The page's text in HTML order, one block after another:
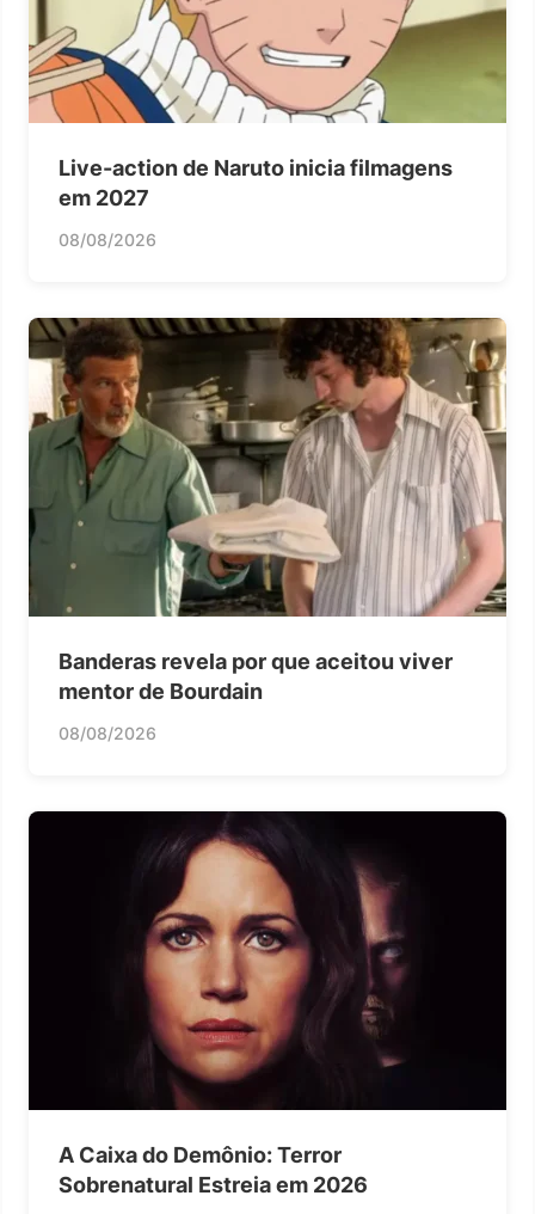
Live-action de Naruto inicia filmagens
em 2027
08/08/2026
Banderas revela por que aceitou viver
mentor de Bourdain
08/08/2026
A Caixa do Demônio: Terror
Sobrenatural Estreia em 2026